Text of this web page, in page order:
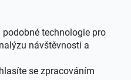
technologie pro
návštěvnosti a
se zpracováním